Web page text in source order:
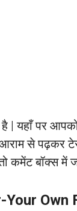
| यहाँ पर
से पढ़कर
कमेंट बॉक्स में
Own